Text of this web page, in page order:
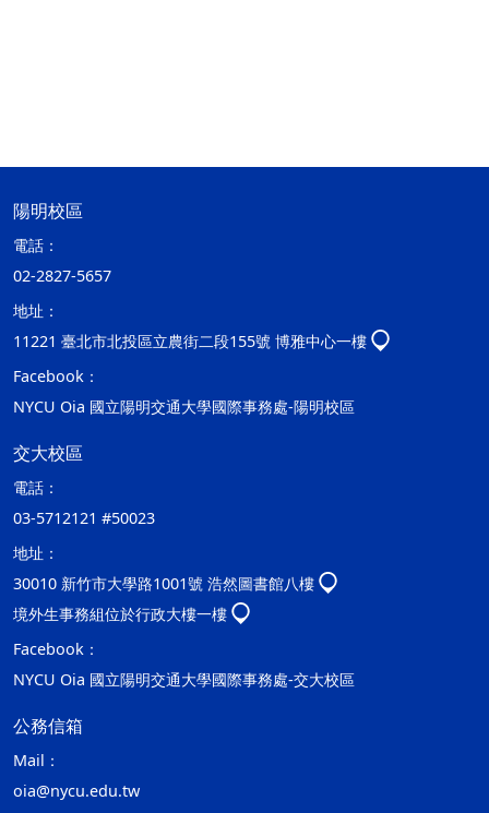
陽明校區
電話：
02-2827-5657
地址：
11221 臺北市北投區立農街二段155號 博雅中心一樓
Facebook：
NYCU Oia 國立陽明交通大學國際事務處-陽明校區
交大校區
電話：
03-5712121 #50023
地址：
30010 新竹市大學路1001號 浩然圖書館八樓
境外生事務組位於行政大樓一樓
Facebook：
NYCU Oia 國立陽明交通大學國際事務處-交大校區
公務信箱
Mail：
oia@nycu.edu.tw